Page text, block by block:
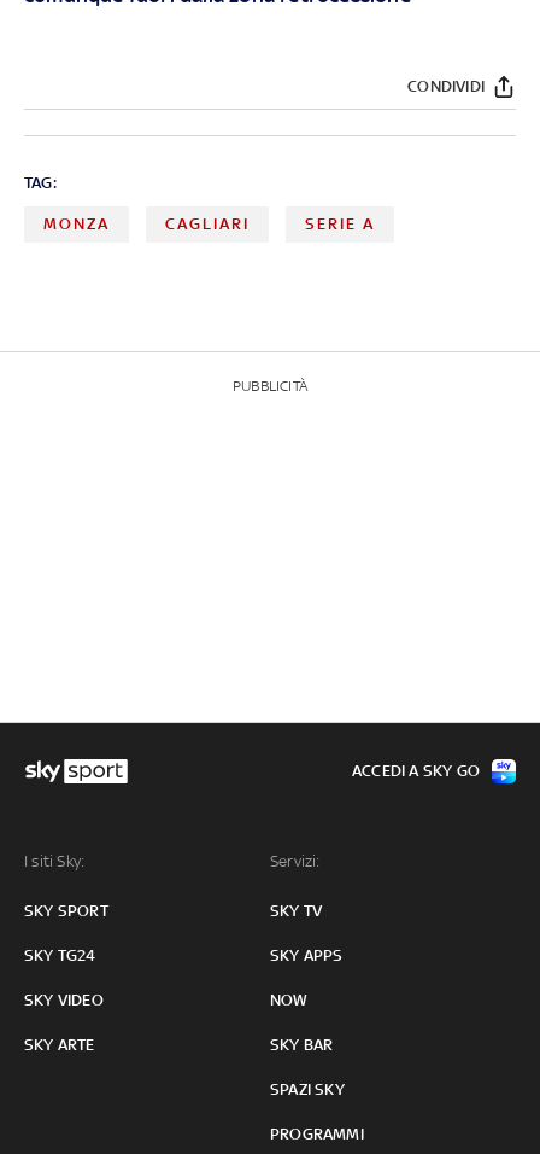
CONDIVIDI
TAG:
MONZA CAGLIARI SERIE A
PUBBLICITÀ
I siti Sky:
SKY SPORT
SKY TG24
SKY VIDEO
SKY ARTE
Servizi:
SKY TV
SKY APPS
NOW
SKY BAR
SPAZI SKY
PROGRAMMI
ACCEDI A SKY GO